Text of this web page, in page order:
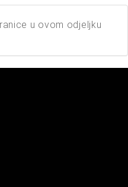
u ovom odjeljku